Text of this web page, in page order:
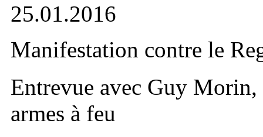
25.01.2016
Manifestation contre le
Entrevue avec Guy
armes à feu